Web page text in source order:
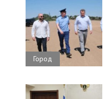
Город